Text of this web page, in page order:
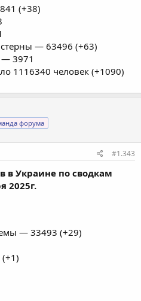
(+38)
— 63496 (+63)
— 3971
1116340 человек (+1090)
форума
#1.343
в Украине по сводкам
2025г.
— 33493 (+29)